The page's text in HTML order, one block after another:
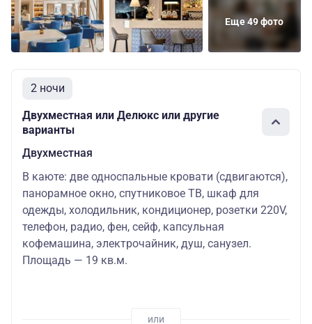
Еще 49 фото
2 ночи
Двухместная или Делюкс или другие
варианты
Двухместная
В каюте: две односпальные кровати (сдвигаются),
панорамное окно, спутниковое ТВ, шкаф для
одежды, холодильник, кондиционер, розетки 220V,
телефон, радио, фен, сейф, капсульная
кофемашина, электрочайник, душ, санузел.
Площадь — 19 кв.м.